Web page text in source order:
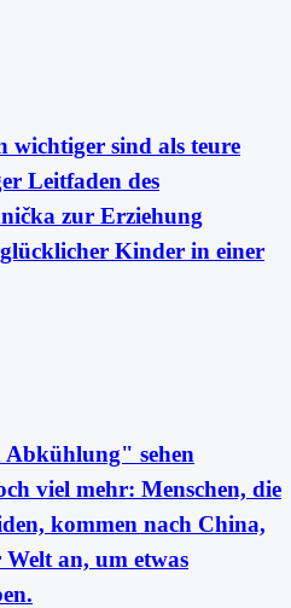
wichtiger sind als teure
Leitfaden des
zur Erziehung
Kinder in einer
Abkühlung" sehen
viel mehr: Menschen, die
kommen nach China,
an, um etwas